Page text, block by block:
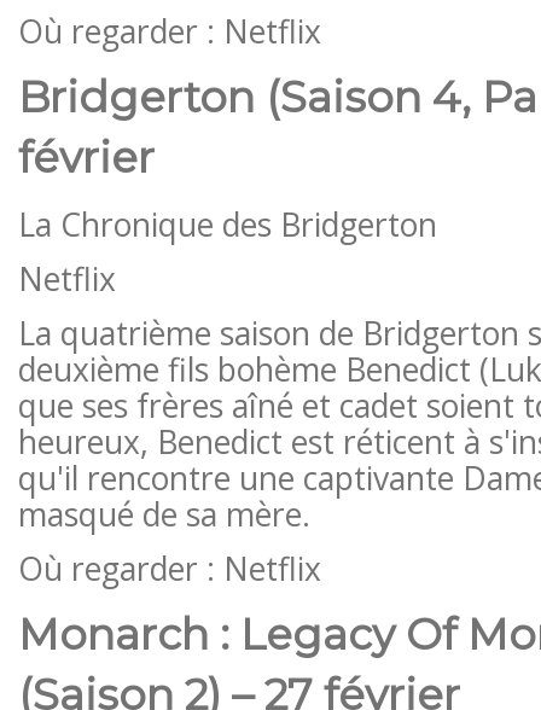
Où regarder : Netflix
Bridgerton (Saison 4,
février
La Chronique des Bridgerton
Netflix
La quatrième saison de Bridgerton
deuxième fils bohème Benedict
que ses frères aîné et cadet soient
heureux, Benedict est réticent à
qu'il rencontre une captivante
masqué de sa mère.
Où regarder : Netflix
Monarch : Legacy Of
(Saison 2) – 27 février